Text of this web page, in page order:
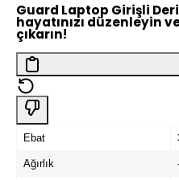
Guard Laptop Girişli
hayatınızı düzenleyin
çıkarın!
Ebat
Ağırlık